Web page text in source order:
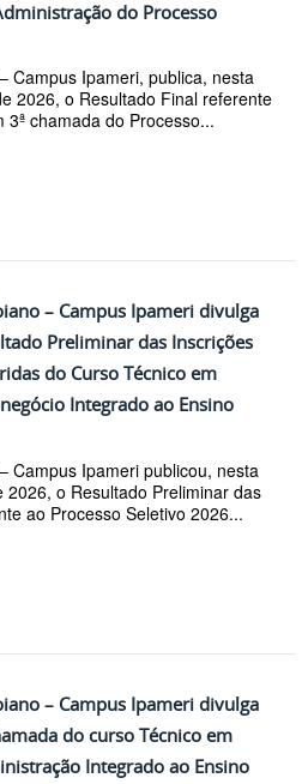
do Processo
Campus Ipameri, publica, nesta
2026, o Resultado Final referente
chamada do Processo...
– Campus Ipameri divulga
Preliminar das Inscrições
do Curso Técnico em
Integrado ao Ensino
Campus Ipameri publicou, nesta
o Resultado Preliminar das
ao Processo Seletivo 2026...
– Campus Ipameri divulga
do curso Técnico em
Integrado ao Ensino